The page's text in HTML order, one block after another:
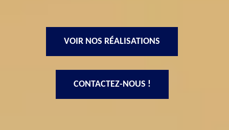
VOIR NOS RÉALISATIONS
CONTACTEZ-NOUS !